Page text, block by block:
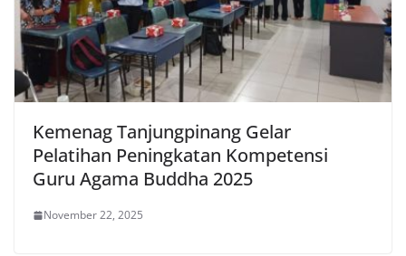
Kemenag Tanjungpinang Gelar
Pelatihan Peningkatan Kompetensi
Guru Agama Buddha 2025
November 22, 2025